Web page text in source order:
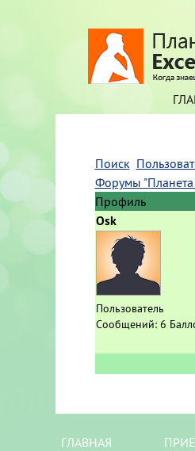
Поиск
Форумы "Планета
Профиль
Osk
Пользователь
Сообщений: 6
ГЛАВНАЯ